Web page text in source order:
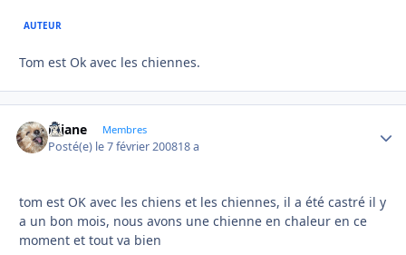
AUTEUR
Tom est Ok avec les chiennes.
réjane Membres
Posté(e) le 7 février 200818 a
tom est OK avec les chiens et les chiennes, il a été castré il y
a un bon mois, nous avons une chienne en chaleur en ce
moment et tout va bien